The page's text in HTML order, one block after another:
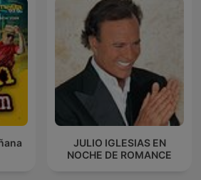
JULIO IGLESIAS EN
NOCHE DE ROMANCE